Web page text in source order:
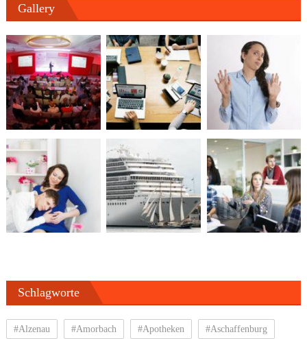
Gallery
Schlagworte
#Alzenau #Amorbach #Apotheken #Aschaffenburg